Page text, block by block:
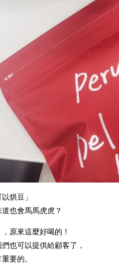
烘豆」
也會馬馬虎虎？
原來這麼好喝的！
也可以提供給顧客了，
要的。